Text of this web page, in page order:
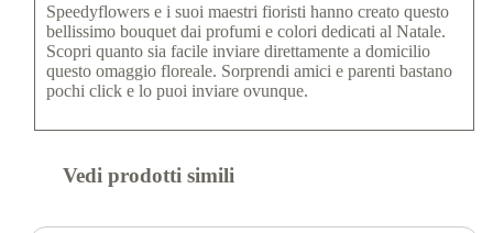
Speedyflowers e i suoi maestri fioristi hanno creato questo
bellissimo bouquet dai profumi e colori dedicati al Natale.
Scopri quanto sia facile inviare direttamente a domicilio
questo omaggio floreale. Sorprendi amici e parenti bastano
pochi click e lo puoi inviare ovunque.
Vedi prodotti simili